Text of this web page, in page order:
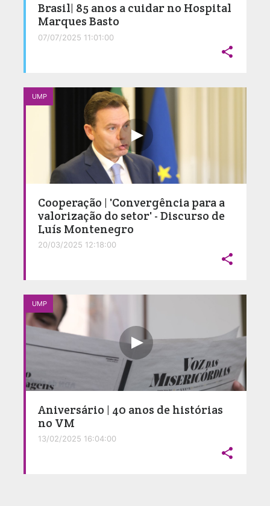
Brasil| 85 anos a cuidar no Hospital
Marques Basto
07/07/2025 11:01:00

UMP
Cooperação | 'Convergência para a
valorização do setor' - Discurso de
Luís Montenegro
20/03/2025 12:18:00

UMP
Aniversário | 40 anos de histórias
no VM
13/02/2025 16:04:00
